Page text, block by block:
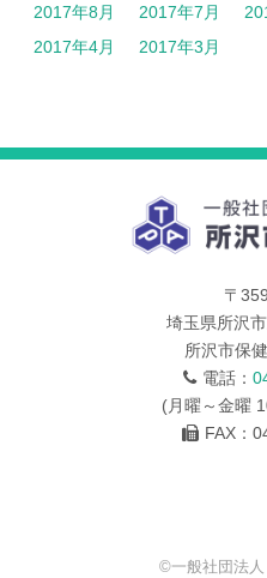
2017年8月
2017年7月
2017年4月
2017年3月
〒
埼玉県所沢
所沢市保
電話：
(月曜～金曜
FAX：
©一般社団法